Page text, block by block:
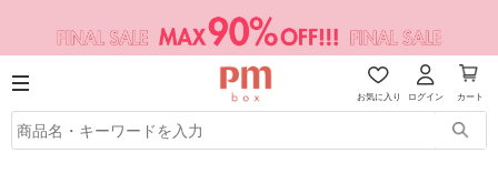
お気に入り ログイン カート